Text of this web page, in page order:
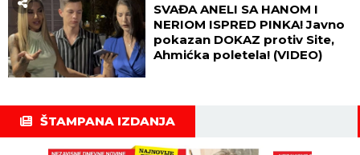
SVAĐA ANELI SA HANOM I
NERIOM ISPRED PINKA! Javno
pokazan DOKAZ protiv Site,
Ahmićka poletela! (VIDEO)
ŠTAMPANA IZDANJA